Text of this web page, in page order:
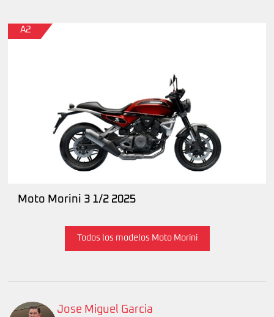
A2
Moto Morini 3 1/2 2025
Todos los modelos Moto Morini
Jose Miguel Garcia